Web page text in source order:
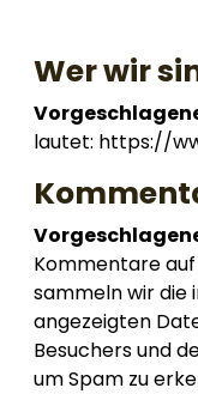
Wer wir
lautet: https://
Kommentare
sammeln wir
angezeigten
Besuchers und
um Spam zu